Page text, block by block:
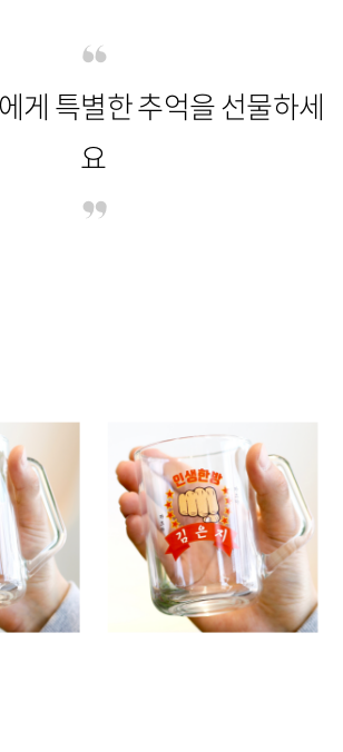
게 특별한 추억을 선물하세
요